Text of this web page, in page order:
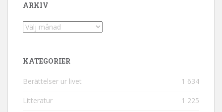
ARKIV
Arkiv
KATEGORIER
Berättelser ur livet 1 634
Litteratur 1 225